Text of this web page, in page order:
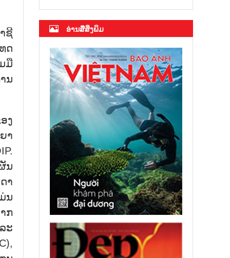
ຊີ
ດ
ມື
ນ
ງ
າ
ນ
າ
ນ
ກ
ະ
ອ່ານສື່ສິ່ງພິມ